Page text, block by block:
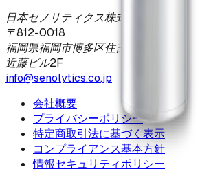
日本セノリティクス株式会社
〒812-0018
福岡県福岡市博多区住吉4-2-19
近藤ビル2F
info@senolytics.co.jp
会社概要
プライバシーポリシー
特定商取引法に基づく表示
コンプライアンス基本方針
情報セキュリティポリシー